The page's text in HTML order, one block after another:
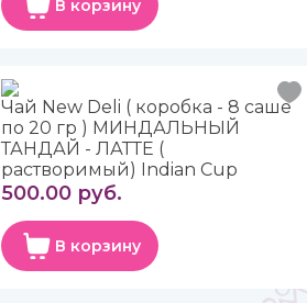
В корзину
Чай New Deli ( коробка - 8 саше
по 20 гр ) МИНДАЛЬНЫЙ
ТАНДАЙ - ЛАТТЕ (
растворимый) Indian Cup
500.00 руб.
В корзину